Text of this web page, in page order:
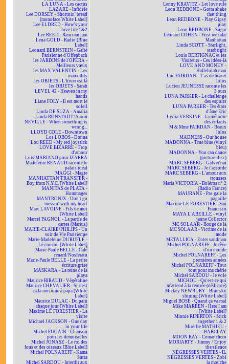
LA LUNA - Les cactus
LAZARE - Infidèle
Lee DORSEY - Shortnin' bread
[monoface White Label]
Lee ELDRED - How's your
love life 1&2
Lee REED - Ram ram jam
Lena GOLD - Radio [Blue
Label]
Leonard BERNSTEIN - Gaîté
Parisienne d'Offenbach
les JARDINS de l'OPÉRA -
Meilleurs vœux
les MAX VALENTIN - Les
maux dits
les OBJETS - L'hiver est là
les OBJETS - Sarah
LEVEL 42 - Heaven in my
hands
Liane FOLY - Il est mort le
soleil
Linda DE SUZA - Amalia
Linda RONSTADT/Aaron
NEVILLE - When something is
wrong...
LLOYD COLE - Downtown
Los LOBOS - Donna
Lou REED - My red joystick
LOVE BIZARRE - Trop
d'amour
Luis MARIANO pour IZARRA
Madeleine RENAUD raconte le
palais idéal
MAGGI - Magie
MANHATTAN TRANSFER -
Boy from N.Y.C. [White Label]
MANITAS de PLATA -
Hommages
MANTRONIX - Don't go
messin' with my heart
Marc LAVOINE - Fils de moi
[White Label]
Marcel PAGNOL - La partie de
cartes (Marius)
MARIE-CLAIRE/PHILIPS - Un
soir de Vie Parisienne
Marie-Madeleine DURUFLÉ -
Le coucou [White Label]
Marie-Paule BELLE - Café
renard/Nosferatu
Marie-Paule BELLE - La petite
écriture grise
MASKARA - La reine de la
playa
Maurice BIRAUD - Végétaline
Maurice CHEVALIER - Si c'est
ça la musique à papa [White
Label]
Maurice DULAC - Du pain
chaque jour [White Label]
Maxime LE FORESTIER - La
visite
Michael JACKSON - One day
in your life
Michel FUGAIN - Chanson
pour les demoiselles
Michel JONASZ - Le roi des
fous et des oiseaux [Blue Label]
Michel POLNAREFF - Kama
Sutra
Michel SARDOU - Interdit aux
Lenny KRAVITZ - Let love rule
Leon REDBONE - Gotta shake
that thing
Leon REDBONE - Play Gipsy
play
Leon REDBONE - Sugar
Leonard COHEN - First we take
Manhattan
Linda SCOTT - Starlight,
starbright
Louis BERTIGNAC et les
Visiteurs - Ces idées-là
LOVE AND MONEY -
Halleluiah man
Luc FAIRDAN - T'as de beaux
lolos
Lucien JEUNESSE raconte les
3 ours
LUNA PARKER - Le challenge
des espoirs
LUNA PARKER - Tes états
d'âme Eric
Lydia VERKINE - La mélodie
des enfants
M & Mme FAIRDAN - Beaux
lolos
MADNESS - Our house
MADONNA - True blue (vinyl
bleu)
MADONNA - You can dance
(picture-disc)
MARC SEBERG - Galver'ran
MARC SEBERG - Je t'accorde
MARC SEBERG - L'amour aux
trousses
Maria VICTORIA - Boléros n° 2
(Radio France)
MAURANE - Pas gaie la
pagaille
Maxime LE FORESTIER - San
Francisco
MAYA L'ABEILLE - vinyl
jaune Collector
MC SOLAAR - Bouge de là
MC SOLAAR - Victime de la
mode
METALLICA - Enter sandman
Michel POLNAREFF - Je rêve
d'un monde
Michel POLNAREFF - Les
premières années
Michel POLNAREFF - Tout
tout pour ma chérie
Michel SARDOU - Je vole
MICHOU - Qu'est-ce qui
m'attend à la rentrée (dédicacé)
Mickey NEWBURY - Blue sky
shining [White Label]
Miguel BOSÉ - Quand ça va mal
Mike MAREEN - Here I am
[White Label]
Minnie RIPERTON - Stick
together 1 & 2
Mireille MATHIEU -
BARCLAY
MOON RAY - Comanchero
MORIARTY - Jimmy / Enjoy
the silence
NÉGRESSES VERTES - IL
NÉGRESSES VERTES - Zobi
la mouche